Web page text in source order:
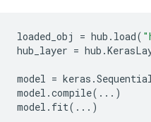
loaded_obj = hub . load(
hub_layer = hub .
model = keras .
model .compile( ... )
model . fit( ... )